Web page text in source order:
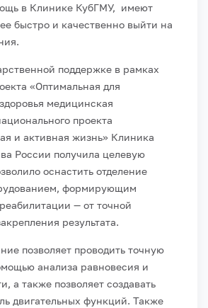
в Клинике КубГМУ, имеют
быстро и качественно выйти на
поддержке в рамках
«Оптимальная для
медицинская
проекта
и активная жизнь» Клиника
России получила целевую
оснастить отделение
формирующим
— от точной
результата.
позволяет проводить точную
анализа равновесия и
а также позволяет создавать
двигательных функций. Также